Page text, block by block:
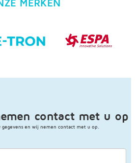
MERKEN
contact met u op
gegevens en wij nemen contact met u op.